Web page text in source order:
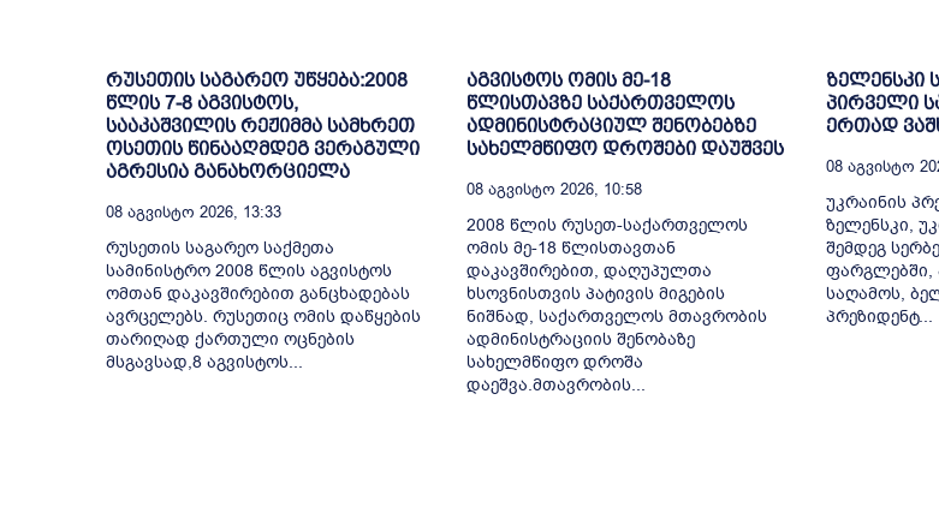
რუსეთის საგარეო უწყება:2008
წლის 7-8 აგვისტოს,
სააკაშვილის რეჟიმმა სამხრეთ
ოსეთის წინააღმდეგ ვერაგული
აგრესია განახორციელა
08 Აგვისტო 2026, 13:33
რუსეთის საგარეო საქმეთა
სამინისტრო 2008 წლის აგვისტოს
ომთან დაკავშირებით განცხადებას
ავრცელებს. რუსეთიც ომის დაწყების
თარიღად ქართული ოცნების
მსგავსად,8 აგვისტოს...
აგვისტოს ომის მე-18
წლისთავზე საქართველოს
ადმინისტრაციულ შენობებზე
სახელმწიფო დროშები დაუშვეს
08 Აგვისტო 2026, 10:58
2008 წლის რუსეთ-საქართველოს
ომის მე-18 წლისთავთან
დაკავშირებით, დაღუპულთა
ხსოვნისთვის პატივის მიგების
ნიშნად, საქართველოს მთავრობის
ადმინისტრაციის შენობაზე
სახელმწიფო დროშა
დაეშვა.მთავრობის...
ზელენსკი
პირველი
ერთად
08 Აგვისტო
უკრაინის
ზელენსკი,
შემდეგ
ფარგლებში,
საღამოს,
პრეზიდენტ...